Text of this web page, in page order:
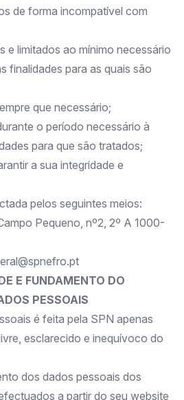
de forma incompatível com
e limitados ao mínimo necessário
finalidades para as quais são
que necessário;
o período necessário à
para que são tratados;
a sua integridade e
pelos seguintes meios:
Pequeno, nº2, 2º A 1000-
E FUNDAMENTO DO
PESSOAIS
é feita pela SPN apenas
esclarecido e inequívoco do
dos dados pessoais dos
a partir do seu website